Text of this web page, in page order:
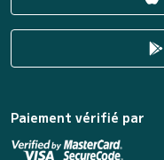
Paiement vérifié par